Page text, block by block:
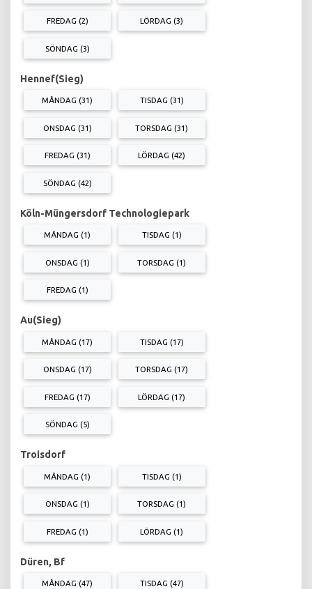
FREDAG (2) LÖRDAG (3)
SÖNDAG (3)
Hennef(Sieg)
MÅNDAG (31) TISDAG (31)
ONSDAG (31) TORSDAG (31)
FREDAG (31) LÖRDAG (42)
SÖNDAG (42)
Köln-Müngersdorf Technologiepark
MÅNDAG (1) TISDAG (1)
ONSDAG (1) TORSDAG (1)
FREDAG (1)
Au(Sieg)
MÅNDAG (17) TISDAG (17)
ONSDAG (17) TORSDAG (17)
FREDAG (17) LÖRDAG (17)
SÖNDAG (5)
Troisdorf
MÅNDAG (1) TISDAG (1)
ONSDAG (1) TORSDAG (1)
FREDAG (1) LÖRDAG (1)
Düren, Bf
MÅNDAG (47) TISDAG (47)